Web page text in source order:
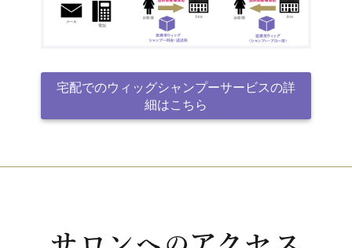
宅配でのウィッグシャンプーサービスの詳
細はこちら